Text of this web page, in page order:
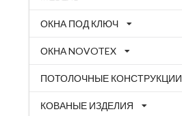
ОКНА ПОД КЛЮЧ
ОКНА NOVOTEX
ПОТОЛОЧНЫЕ КОНСТРУКЦИИ
КОВАНЫЕ ИЗДЕЛИЯ